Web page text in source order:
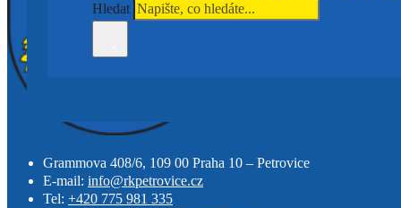
Hledat
Grammova 408/6, 109 00 Praha 10 – Petrovice
E-mail: info@rkpetrovice.cz
Tel: +420 775 981 335